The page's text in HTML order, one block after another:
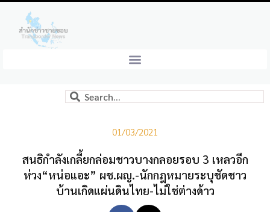
01/03/2021
สนธิกำลังเกลี้ยกล่อมชาวบางกลอยรอบ 3 เหลวอีก
ห่วง“หน่อแอะ” ผช.ผญ.-นักกฎหมายระบุชัดชาว
บ้านเกิดแผ่นดินไทย-ไม่ใช่ต่างด้าว